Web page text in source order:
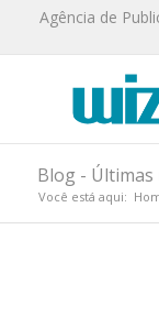
Agência de
Blog - Últimas
Você está aqui: